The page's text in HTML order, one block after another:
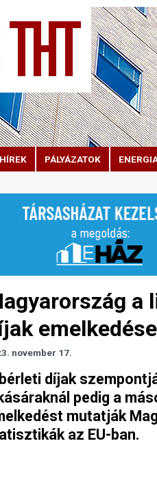
PÁLYÁZATOK
a
november 17.
díjak
pedig a
mutatják
az EU-ban.